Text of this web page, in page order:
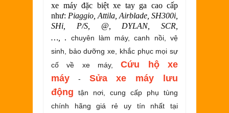
xe máy đặc biệt xe tay ga cao cấp
như: Piaggio, Attila, Airblade, SH300i,
SHi, P/S, @, DYLAN, SCR,
…, .
chuyên làm máy, canh nồi, vệ
sinh, bảo dưỡng xe, khắc phục mọi sự
cố về xe máy,Cứu hộ xe
máy - Sửa xe máy lưu
động tận nơi, cung cấp phụ tùng
chính hãng giá rẻ uy tín nhất tại